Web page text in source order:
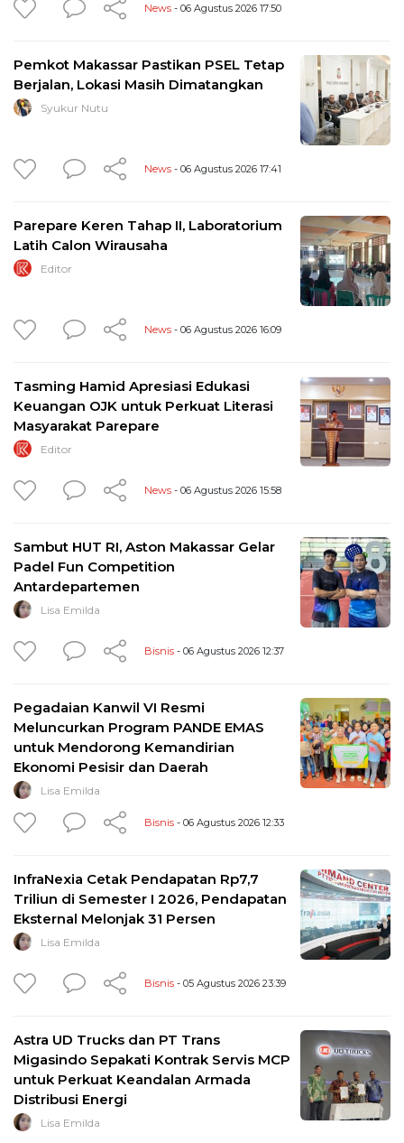
News - 06 Agustus 2026 17:50
Pemkot Makassar Pastikan PSEL Tetap
Berjalan, Lokasi Masih Dimatangkan
Syukur Nutu
News - 06 Agustus 2026 17:41
Parepare Keren Tahap II, Laboratorium
Latih Calon Wirausaha
Editor
News - 06 Agustus 2026 16:09
Tasming Hamid Apresiasi Edukasi
Keuangan OJK untuk Perkuat Literasi
Masyarakat Parepare
Editor
News - 06 Agustus 2026 15:58
Sambut HUT RI, Aston Makassar Gelar
Padel Fun Competition
Antardepartemen
Lisa Emilda
Bisnis - 06 Agustus 2026 12:37
Pegadaian Kanwil VI Resmi
Meluncurkan Program PANDE EMAS
untuk Mendorong Kemandirian
Ekonomi Pesisir dan Daerah
Lisa Emilda
Bisnis - 06 Agustus 2026 12:33
InfraNexia Cetak Pendapatan Rp7,7
Triliun di Semester I 2026, Pendapatan
Eksternal Melonjak 31 Persen
Lisa Emilda
Bisnis - 05 Agustus 2026 23:39
Astra UD Trucks dan PT Trans
Migasindo Sepakati Kontrak Servis MCP
untuk Perkuat Keandalan Armada
Distribusi Energi
Lisa Emilda